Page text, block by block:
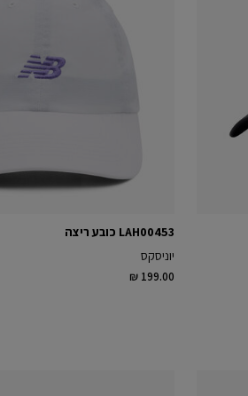
LAH00453 כובע ריצה
יוניסקס
₪ 199.00